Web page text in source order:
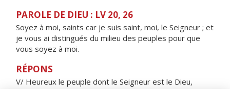
PAROLE DE DIEU : LV 20, 26
Soyez à moi, saints car je suis saint, moi, le Seigneur ; et
je vous ai distingués du milieu des peuples pour que
vous soyez à moi.
RÉPONS
V/ Heureux le peuple dont le Seigneur est le Dieu,